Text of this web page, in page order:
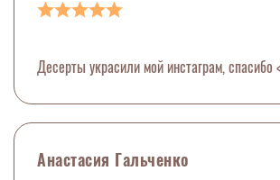
Десерты украсили мой инстаграм, спасибо
Анастасия Гальченко